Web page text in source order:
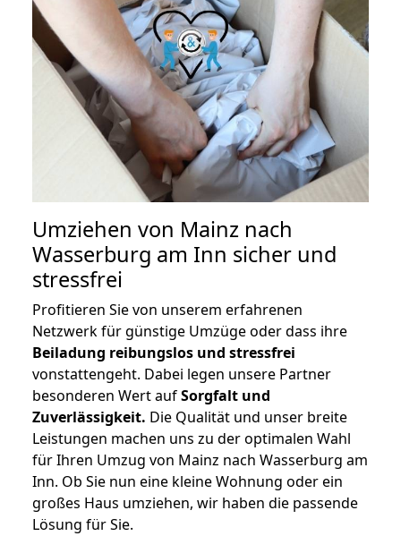
Umziehen von Mainz nach
Wasserburg am Inn sicher und
stressfrei
Profitieren Sie von unserem erfahrenen
Netzwerk für günstige Umzüge oder dass ihre
Beiladung reibungslos und stressfrei
vonstattengeht. Dabei legen unsere Partner
besonderen Wert aufSorgfalt und
Zuverlässigkeit. Die Qualität und unser breite
Leistungen machen uns zu der optimalen Wahl
für Ihren Umzug von Mainz nach Wasserburg am
Inn. Ob Sie nun eine kleine Wohnung oder ein
großes Haus umziehen, wir haben die passende
Lösung für Sie.